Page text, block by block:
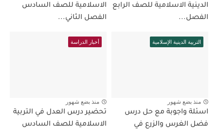
الدينية الاسلامية للصف الرابع
الفصل...
الاسلامية للصف السادس
الفصل الثاني...
التربية الدينية الإسلامية
منذ بضع شهور
اسئلة واجوبة مع حل درس
فضل الغرس والزرع في
أخبار الدراسة
منذ بضع شهور
تحضير درس العدل في التربية
الاسلامية للصف السادس